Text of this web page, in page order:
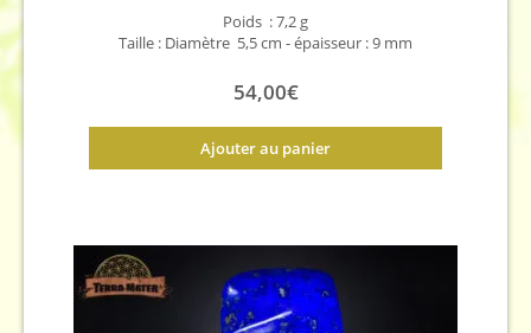
Poids : 7,2 g
Taille : Diamètre 5,5 cm - épaisseur : 9 mm
54,00€
Ajouter au panier